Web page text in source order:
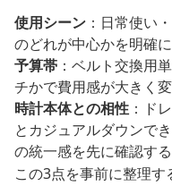
使用シーン ：日常使い
のどれが中心かを明確
予算帯 ：ベルト交換用
チかで費用感が大きく
時計本体との相性 ：ド
とカジュアルダウンで
の統一感を先に確認する
この3点を事前に整理